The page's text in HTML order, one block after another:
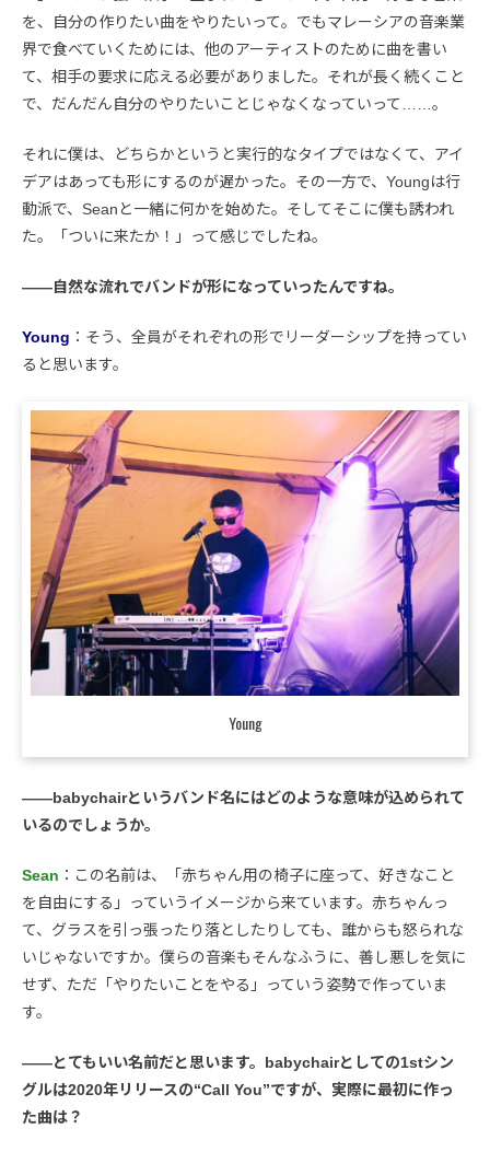
を、自分の作りたい曲をやりたいって。でもマレーシアの音楽業
界で食べていくためには、他のアーティストのために曲を書い
て、相手の要求に応える必要がありました。それが長く続くこと
で、だんだん自分のやりたいことじゃなくなっていって……。
それに僕は、どちらかというと実行的なタイプではなくて、アイ
デアはあっても形にするのが遅かった。その一方で、Youngは行
動派で、Seanと一緒に何かを始めた。そしてそこに僕も誘われ
た。「ついに来たか！」って感じでしたね。
――自然な流れでバンドが形になっていったんですね。
Young ：そう、全員がそれぞれの形でリーダーシップを持ってい
ると思います。
Young
――babychairというバンド名にはどのような意味が込められて
いるのでしょうか。
Sean ：この名前は、「赤ちゃん用の椅子に座って、好きなこと
を自由にする」っていうイメージから来ています。赤ちゃんっ
て、グラスを引っ張ったり落としたりしても、誰からも怒られな
いじゃないですか。僕らの音楽もそんなふうに、善し悪しを気に
せず、ただ「やりたいことをやる」っていう姿勢で作っていま
す。
――とてもいい名前だと思います。babychairとしての1stシン
グルは2020年リリースの“Call You”ですが、実際に最初に作っ
た曲は？